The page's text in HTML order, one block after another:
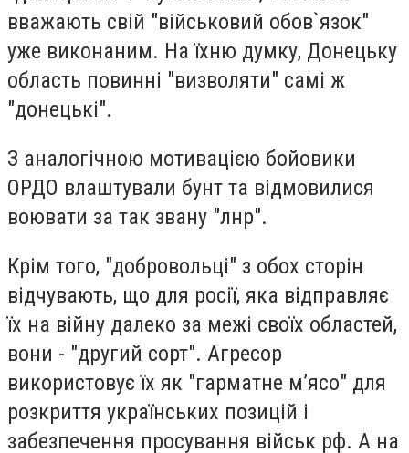
вважають свій "військовий обов`язок"
уже виконаним. На їхню думку, Донецьку
область повинні "визволяти" самі ж
"донецькі".
З аналогічною мотивацією бойовики
ОРДО влаштували бунт та відмовилися
воювати за так звану "лнр".
Крім того, "добровольці" з обох сторін
відчувають, що для росії, яка відправляє
їх на війну далеко за межі своїх областей,
вони - "другий сорт". Агресор
використовує їх як "гарматне м’ясо" для
розкриття українських позицій і
забезпечення просування військ рф. А на